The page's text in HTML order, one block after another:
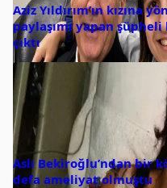
Aziz Yıldırım’ın kızına
paylaşımı yapan
çıktı
Aslı Bekiroğlu’ndan bir
defa ameliyat olmuştu